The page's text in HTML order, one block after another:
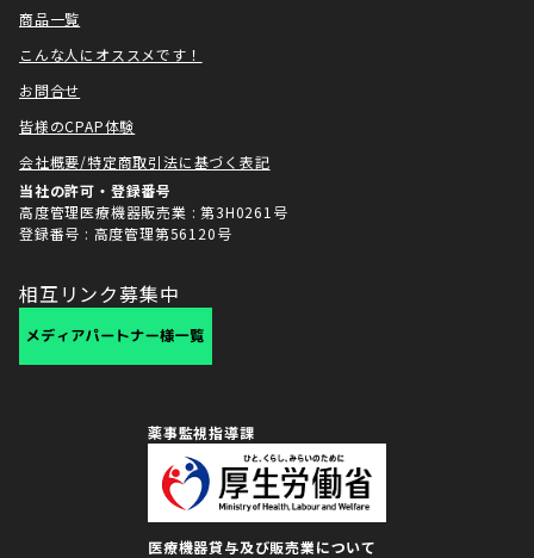
商品一覧
こんな人にオススメです！
お問合せ
皆様のCPAP体験
会社概要/特定商取引法に基づく表記
当社の許可・登録番号
高度管理医療機器販売業 : 第3H0261号
登録番号 : 高度管理第56120号
相互リンク募集中
薬事監視指導課
医療機器貸与及び販売業について